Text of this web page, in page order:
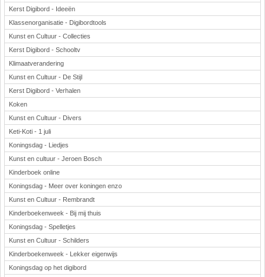
Kerst Digibord - Ideeën
Klassenorganisatie - Digibordtools
Kunst en Cultuur - Collecties
Kerst Digibord - Schooltv
Klimaatverandering
Kunst en Cultuur - De Stijl
Kerst Digibord - Verhalen
Koken
Kunst en Cultuur - Divers
Keti-Koti - 1 juli
Koningsdag - Liedjes
Kunst en cultuur - Jeroen Bosch
Kinderboek online
Koningsdag - Meer over koningen enzo
Kunst en Cultuur - Rembrandt
Kinderboekenweek - Bij mij thuis
Koningsdag - Spelletjes
Kunst en Cultuur - Schilders
Kinderboekenweek - Lekker eigenwijs
Koningsdag op het digibord